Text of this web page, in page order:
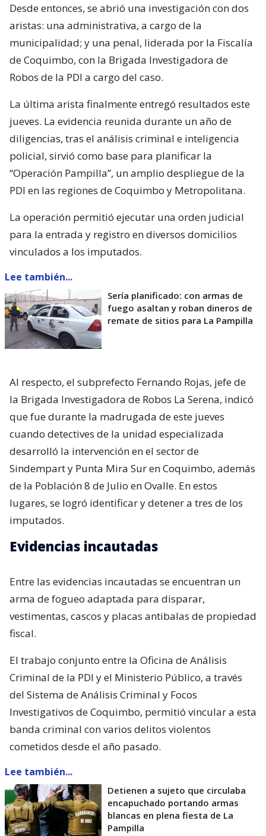
Desde entonces, se abrió una investigación con dos
aristas: una administrativa, a cargo de la
municipalidad; y una penal, liderada por la Fiscalía
de Coquimbo, con la Brigada Investigadora de
Robos de la PDI a cargo del caso.
La última arista finalmente entregó resultados este
jueves. La evidencia reunida durante un año de
diligencias, tras el análisis criminal e inteligencia
policial, sirvió como base para planificar la
“Operación Pampilla”, un amplio despliegue de la
PDI en las regiones de Coquimbo y Metropolitana.
La operación permitió ejecutar una orden judicial
para la entrada y registro en diversos domicilios
vinculados a los imputados.
Lee también...
Sería planificado: con armas de
fuego asaltan y roban dineros de
remate de sitios para La Pampilla
Al respecto, el subprefecto Fernando Rojas, jefe de
la Brigada Investigadora de Robos La Serena, indicó
que fue durante la madrugada de este jueves
cuando detectives de la unidad especializada
desarrolló la intervención en el sector de
Sindempart y Punta Mira Sur en Coquimbo, además
de la Población 8 de Julio en Ovalle. En estos
lugares, se logró identificar y detener a tres de los
imputados.
Evidencias incautadas
Entre las evidencias incautadas se encuentran un
arma de fogueo adaptada para disparar,
vestimentas, cascos y placas antibalas de propiedad
fiscal.
El trabajo conjunto entre la Oficina de Análisis
Criminal de la PDI y el Ministerio Público, a través
del Sistema de Análisis Criminal y Focos
Investigativos de Coquimbo, permitió vincular a esta
banda criminal con varios delitos violentos
cometidos desde el año pasado.
Lee también...
Detienen a sujeto que circulaba
encapuchado portando armas
blancas en plena fiesta de La
Pampilla